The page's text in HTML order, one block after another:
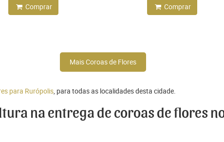
Comprar Comprar
Mais Coroas de Flores
para Rurópolis, para todas as localidades desta cidade.
na entrega de coroas de flores